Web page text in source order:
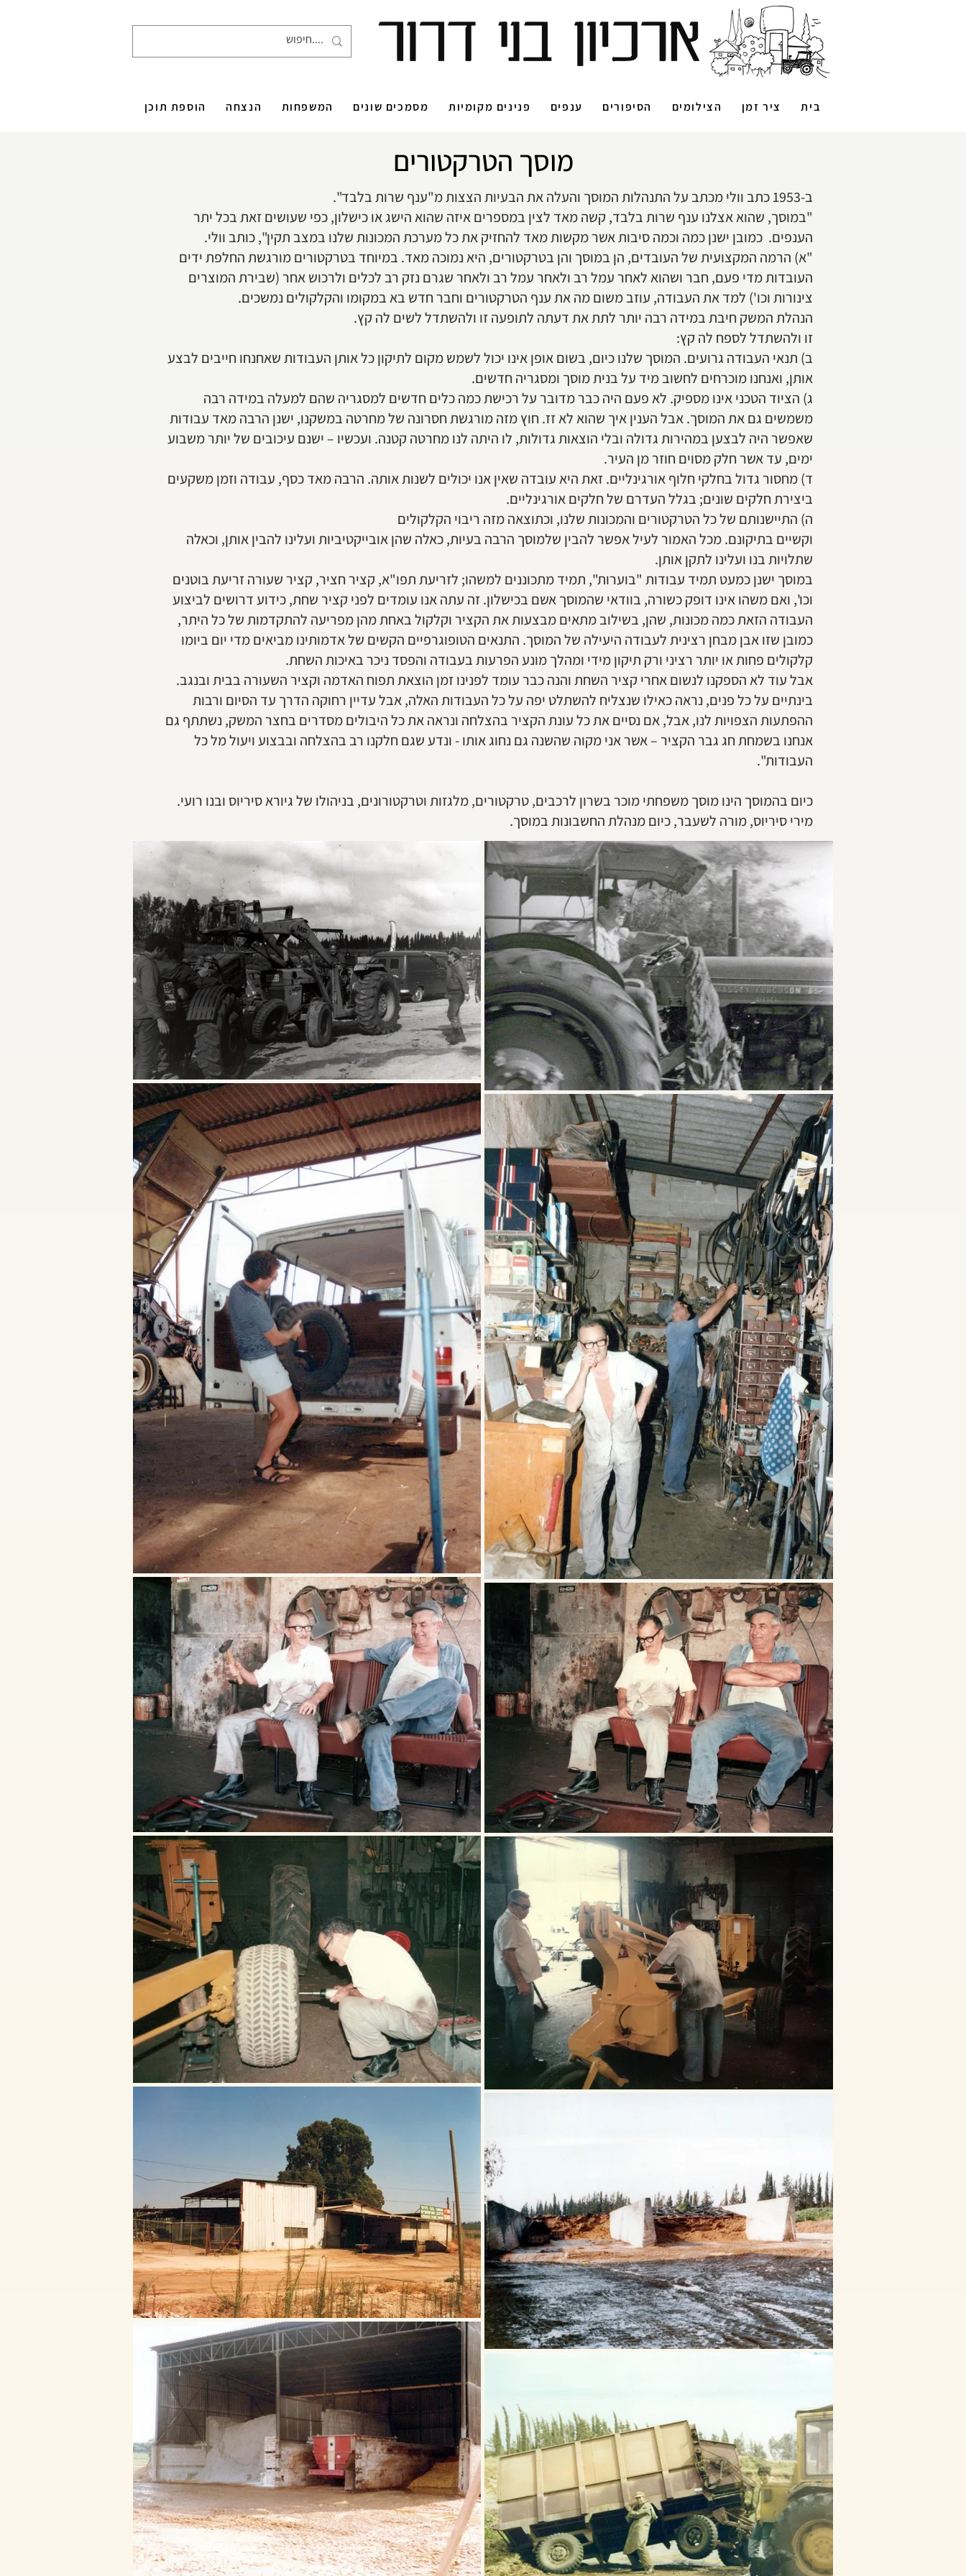
בית ציר זמן הצילומים הסיפורים ענפים פנינים מקומיות מסמכים שונים המשפחות הנצחה הוספת תוכן
מוסך הטרקטורים
ב-1953 כתב וולי מכתב על התנהלות המוסך והעלה את הבעיות הצצות מ"ענף שרות בלבד".
"במוסך, שהוא אצלנו ענף שרות בלבד, קשה מאד לצין במספרים איזה שהוא הישג או כישלון, כפי שעושים זאת בכל יתר
הענפים. כמובן ישנן כמה וכמה סיבות אשר מקשות מאד להחזיק את כל מערכת המכונות שלנו במצב תקין", כותב וולי.
"א) הרמה המקצועית של העובדים, הן במוסך והן בטרקטורים, היא נמוכה מאד. במיוחד בטרקטורים מורגשת החלפת ידים
העובדות מדי פעם, חבר ושהוא לאחר עמל רב ולאחר עמל רב ולאחר שגרם נזק רב לכלים ולרכוש אחר (שבירת המוצרים
צינורות וכו') למד את העבודה, עוזב משום מה את ענף הטרקטורים וחבר חדש בא במקומו והקלקולים נמשכים.
הנהלת המשק חיבת במידה רבה יותר לתת את דעתה לתופעה זו ולהשתדל לשים לה קץ.
זו ולהשתדל לספח לה קץ:
ב) תנאי העבודה גרועים. המוסך שלנו כיום, בשום אופן אינו יכול לשמש מקום לתיקון כל אותן העבודות שאחנחו חייבים לבצע
אותן, ואנחנו מוכרחים לחשוב מיד על בנית מוסך ומסגריה חדשים.
ג) הציוד הטכני אינו מספיק. לא פעם היה כבר מדובר על רכישת כמה כלים חדשים למסגריה שהם למעלה במידה רבה
משמשים גם את המוסך. אבל הענין איך שהוא לא זז. חוץ מזה מורגשת חסרונה של מחרטה במשקנו, ישנן הרבה מאד עבודות
שאפשר היה לבצען במהירות גדולה ובלי הוצאות גדולות, לו היתה לנו מחרטה קטנה. ועכשיו – ישנם עיכובים של יותר משבוע
ימים, עד אשר חלק מסוים חוזר מן העיר.
ד) מחסור גדול בחלקי חלוף אורגינליים. זאת היא עובדה שאין אנו יכולים לשנות אותה. הרבה מאד כסף, עבודה וזמן משקעים
ביצירת חלקים שונים; בגלל העדרם של חלקים אורגינליים.
ה) התיישנותם של כל הטרקטורים והמכונות שלנו, וכתוצאה מזה ריבוי הקלקולים
וקשיים בתיקונם. מכל האמור לעיל אפשר להבין שלמוסך הרבה בעיות, כאלה שהן אובייקטיביות ועלינו להבין אותן, וכאלה
שתלויות בנו ועלינו לתקן אותן.
במוסך ישנן כמעט תמיד עבודות "בוערות", תמיד מתכוננים למשהו; לזריעת תפו"א, קציר חציר, קציר שעורה זריעת בוטנים
וכו', ואם משהו אינו דופק כשורה, בוודאי שהמוסך אשם בכישלון. זה עתה אנו עומדים לפני קציר שחת, כידוע דרושים לביצוע
העבודה הזאת כמה מכונות, שהן, בשילוב מתאים מבצעות את הקציר וקלקול באחת מהן מפריעה להתקדמות של כל היתר,
כמובן שזו אבן מבחן רצינית לעבודה היעילה של המוסך. התנאים הטופוגרפיים הקשים של אדמותינו מביאים מדי יום ביומו
קלקולים פחות או יותר רציני ורק תיקון מידי ומהלך מונע הפרעות בעבודה והפסד ניכר באיכות השחת.
אבל עוד לא הספקנו לנשום אחרי קציר השחת והנה כבר עומד לפנינו זמן הוצאת תפוח האדמה וקציר השעורה בבית ובנגב.
בינתיים על כל פנים, נראה כאילו שנצליח להשתלט יפה על כל העבודות האלה, אבל עדיין רחוקה הדרך עד הסיום ורבות
ההפתעות הצפויות לנו, אבל, אם נסיים את כל עונת הקציר בהצלחה ונראה את כל היבולים מסדרים בחצר המשק, נשתתף גם
אנחנו בשמחת חג גבר הקציר – אשר אני מקוה שהשנה גם נחוג אותו - ונדע שגם חלקנו רב בהצלחה ובבצוע ויעול מל כל
העבודות".
כיום בהמוסך הינו מוסך משפחתי מוכר בשרון לרכבים, טרקטורים, מלגזות וטרקטורונים, בניהולו של גיורא סיריוס ובנו רועי.
מירי סיריוס, מורה לשעבר, כיום מנהלת החשבונות במוסך.